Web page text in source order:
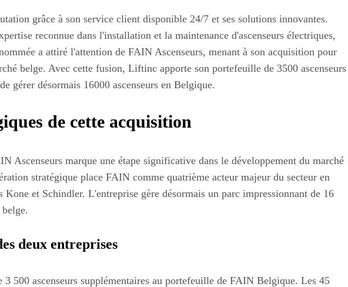
grâce à son service client disponible 24/7 et ses solutions innovantes.
reconnue dans l'installation et la maintenance d'ascenseurs électriques,
a attiré l'attention de FAIN Ascenseurs, menant à son acquisition pour
belge. Avec cette fusion, Liftinc apporte son portefeuille de 3500 ascenseurs
gérer désormais 16000 ascenseurs en Belgique.
de cette acquisition
Ascenseurs marque une étape significative dans le développement du marché
stratégique place FAIN comme quatrième acteur majeur du secteur en
Kone et Schindler. L'entreprise gère désormais un parc impressionnant de 16
deux entreprises
500 ascenseurs supplémentaires au portefeuille de FAIN Belgique. Les 45